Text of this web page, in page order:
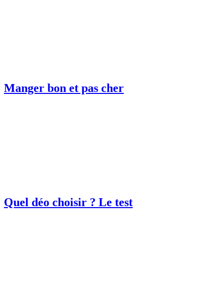
Manger bon et pas cher
Quel déo choisir ? Le test